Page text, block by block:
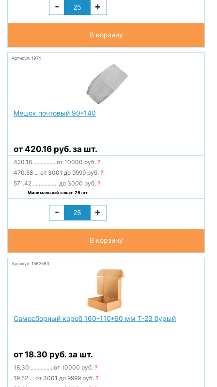
- +
В корзину
Артикул: 1974
Мешок почтовый 90*140
от 420.16 руб. за шт.
420.16 ............... от 10000 руб.?
470.58 ... от 3001 до 9999 руб.?
571.42 ................. до 3000 руб.?
Минимальный заказ: 25 шт.
- +
В корзину
Артикул: 1562593
Самосборный короб 160*110*60 мм Т-23 бурый
от 18.30 руб. за шт.
18.30 ............... от 10000 руб.?
19.52 ... от 3001 до 9999 руб.?